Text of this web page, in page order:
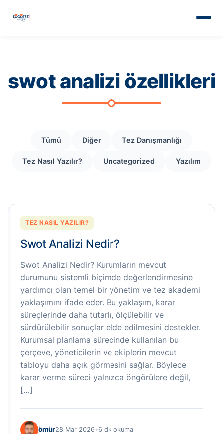
swot analizi özellikleri
Tümü Diğer Tez Danışmanlığı
Tez Nasıl Yazılır? Uncategorized Yazılım
TEZ NASIL YAZILIR?
Swot Analizi Nedir?
Swot Analizi Nedir? Kurumların mevcut
durumunu sistemli biçimde değerlendirmesine
yardımcı olan temel bir yönetim ve tez akademi
yaklaşımını ifade eder. Bu yaklaşım, karar
süreçlerinde daha tutarlı, ölçülebilir ve
sürdürülebilir sonuçlar elde edilmesini destekler.
Kurumsal planlama sürecinde kullanılan bu
çerçeve, yöneticilerin ve ekiplerin mevcut
tabloyu daha açık görmesini sağlar. Böylece
karar verme süreci yalnızca öngörülere değil,
[…]
ömür28 Mar 2026 •6 dk okuma